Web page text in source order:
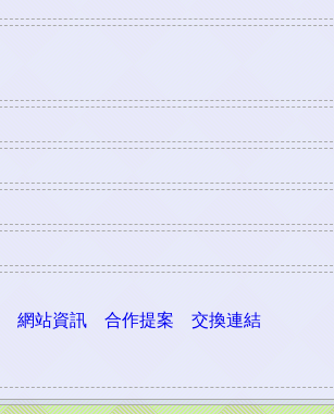
網站資訊 合作提案 交換連結